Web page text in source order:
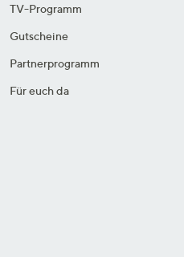
TV-Programm
Gutscheine
Partnerprogramm
Für euch da